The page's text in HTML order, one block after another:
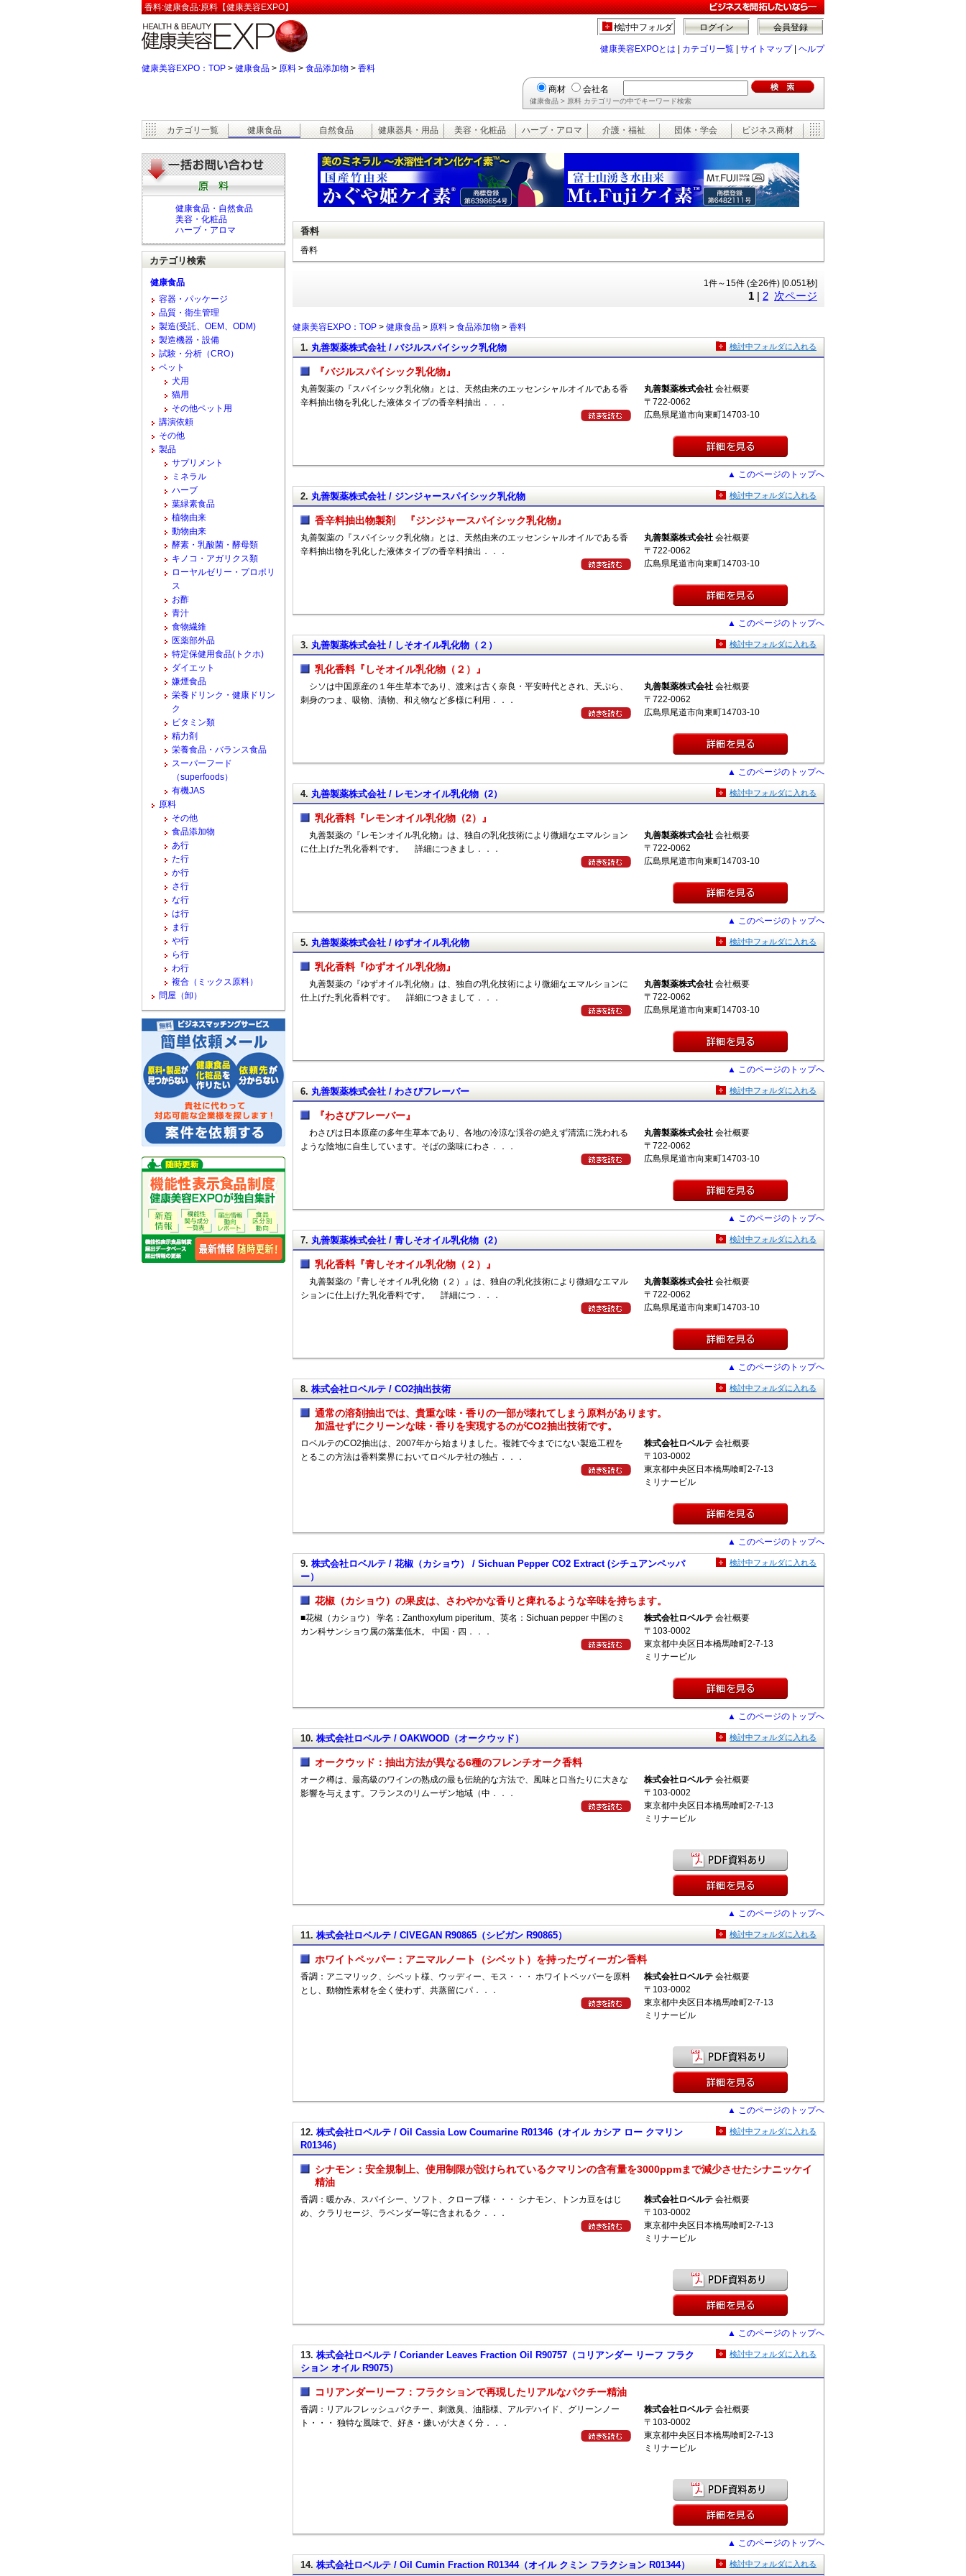
香料:健康食品:原料【健康美容EXPO】
会員登録
ログイン
検討中フォルダ
健康美容EXPOとは カテゴリ一覧 サイトマップ| ヘルプ
健康美容EXPO：TOP > 健康食品 > 原料 > 食品添加物 > 香料
商材 会社名
健康食品 > 原料 カテゴリーの中でキーワード検索
カテゴリ一覧 健康食品 自然食品 健康器具・用品 美容・化粧品 ハーブ・アロマ 介護・福祉 団体・学会 ビジネス商材
香料
香料
1件～15件 (全26件) [0.051秒]
1 | 2 次ページ
健康美容EXPO：TOP > 健康食品 > 原料 > 食品添加物 > 香料
1. 丸善製薬株式会社 / バジルスパイシック乳化物
『バジルスパイシック乳化物』
丸善製薬の『スパイシック乳化物』とは、天然由来のエッセンシャルオイルである香
辛料抽出物を乳化した液体タイプの香辛料抽出．．．
丸善製薬株式会社 会社概要
〒722-0062
広島県尾道市向東町14703-10
検討中フォルダに入れる
▲ このページのトップへ
2. 丸善製薬株式会社 / ジンジャースパイシック乳化物
香辛料抽出物製剤 『ジンジャースパイシック乳化物』
丸善製薬の『スパイシック乳化物』とは、天然由来のエッセンシャルオイルである香
辛料抽出物を乳化した液体タイプの香辛料抽出．．．
丸善製薬株式会社 会社概要
〒722-0062
広島県尾道市向東町14703-10
検討中フォルダに入れる
▲ このページのトップへ
3. 丸善製薬株式会社 / しそオイル乳化物（２）
乳化香料『しそオイル乳化物（２）』
シソは中国原産の１年生草本であり、渡来は古く奈良・平安時代とされ、天ぷら、
刺身のつま、吸物、漬物、和え物など多様に利用．．．
丸善製薬株式会社 会社概要
〒722-0062
広島県尾道市向東町14703-10
検討中フォルダに入れる
▲ このページのトップへ
4. 丸善製薬株式会社 / レモンオイル乳化物（2）
乳化香料『レモンオイル乳化物（2）』
丸善製薬の『レモンオイル乳化物』は、独自の乳化技術により微細なエマルション
に仕上げた乳化香料です。 詳細につきまし．．．
丸善製薬株式会社 会社概要
〒722-0062
広島県尾道市向東町14703-10
検討中フォルダに入れる
▲ このページのトップへ
5. 丸善製薬株式会社 / ゆずオイル乳化物
乳化香料『ゆずオイル乳化物』
丸善製薬の『ゆずオイル乳化物』は、独自の乳化技術により微細なエマルションに
仕上げた乳化香料です。 詳細につきまして．．．
丸善製薬株式会社 会社概要
〒722-0062
広島県尾道市向東町14703-10
検討中フォルダに入れる
▲ このページのトップへ
6. 丸善製薬株式会社 / わさびフレーバー
『わさびフレーバー』
わさびは日本原産の多年生草本であり、各地の冷涼な渓谷の絶えず清流に洗われる
ような陰地に自生しています。そばの薬味にわさ．．．
丸善製薬株式会社 会社概要
〒722-0062
広島県尾道市向東町14703-10
検討中フォルダに入れる
▲ このページのトップへ
7. 丸善製薬株式会社 / 青しそオイル乳化物（2）
乳化香料『青しそオイル乳化物（２）』
丸善製薬の『青しそオイル乳化物（２）』は、独自の乳化技術により微細なエマル
ションに仕上げた乳化香料です。 詳細につ．．．
丸善製薬株式会社 会社概要
〒722-0062
広島県尾道市向東町14703-10
検討中フォルダに入れる
▲ このページのトップへ
8. 株式会社ロベルテ / CO2抽出技術
通常の溶剤抽出では、貴重な味・香りの一部が壊れてしまう原料があります。
加温せずにクリーンな味・香りを実現するのがCO2抽出技術です。
ロベルテのCO2抽出は、2007年から始まりました。複雑で今までにない製造工程を
とるこの方法は香料業界においてロベルテ社の独占．．．
株式会社ロベルテ 会社概要
〒103-0002
東京都中央区日本橋馬喰町2-7-13
ミリナービル
検討中フォルダに入れる
▲ このページのトップへ
9. 株式会社ロベルテ / 花椒（カショウ） / Sichuan Pepper CO2 Extract (シチュアンペッパ
ー）
花椒（カショウ）の果皮は、さわやかな香りと痺れるような辛味を持ちます。
■花椒（カショウ） 学名：Zanthoxylum piperitum、英名：Sichuan pepper 中国のミ
カン科サンショウ属の落葉低木。 中国・四．．．
株式会社ロベルテ 会社概要
〒103-0002
東京都中央区日本橋馬喰町2-7-13
ミリナービル
検討中フォルダに入れる
▲ このページのトップへ
10. 株式会社ロベルテ / OAKWOOD（オークウッド）
オークウッド：抽出方法が異なる6種のフレンチオーク香料
オーク樽は、最高級のワインの熟成の最も伝統的な方法で、風味と口当たりに大きな
影響を与えます。フランスのリムーザン地域（中．．．
株式会社ロベルテ 会社概要
〒103-0002
東京都中央区日本橋馬喰町2-7-13
ミリナービル
検討中フォルダに入れる
▲ このページのトップへ
11. 株式会社ロベルテ / CIVEGAN R90865（シビガン R90865）
ホワイトペッパー：アニマルノート（シベット）を持ったヴィーガン香料
香調：アニマリック、シベット様、ウッディー、モス・・・ ホワイトペッパーを原料
とし、動物性素材を全く使わず、共蒸留にパ．．．
株式会社ロベルテ 会社概要
〒103-0002
東京都中央区日本橋馬喰町2-7-13
ミリナービル
検討中フォルダに入れる
▲ このページのトップへ
12. 株式会社ロベルテ / Oil Cassia Low Coumarine R01346（オイル カシア ロー クマリン
R01346）
シナモン：安全規制上、使用制限が設けられているクマリンの含有量を3000ppmまで減少させたシナニッケイ
精油
香調：暖かみ、スパイシー、ソフト、クローブ様・・・ シナモン、トンカ豆をはじ
め、クラリセージ、ラベンダー等に含まれるク．．．
株式会社ロベルテ 会社概要
〒103-0002
東京都中央区日本橋馬喰町2-7-13
ミリナービル
検討中フォルダに入れる
▲ このページのトップへ
13. 株式会社ロベルテ / Coriander Leaves Fraction Oil R90757（コリアンダー リーフ フラク
ション オイル R9075）
コリアンダーリーフ：フラクションで再現したリアルなパクチー精油
香調：リアルフレッシュパクチー、刺激臭、油脂様、アルデハイド、グリーンノー
ト・・・ 独特な風味で、好き・嫌いが大きく分．．．
株式会社ロベルテ 会社概要
〒103-0002
東京都中央区日本橋馬喰町2-7-13
ミリナービル
検討中フォルダに入れる
▲ このページのトップへ
14. 株式会社ロベルテ / Oil Cumin Fraction R01344（オイル クミン フラクション R01344） 検討中フォルダに入れる
健康食品・自然食品
美容・化粧品
ハーブ・アロマ
カテゴリ検索
健康食品
容器・パッケージ
品質・衛生管理
製造(受託、OEM、ODM)
製造機器・設備
試験・分析（CRO）
ペット
犬用
猫用
その他ペット用
講演依頼
その他
製品
サプリメント
ミネラル
ハーブ
葉緑素食品
植物由来
動物由来
酵素・乳酸菌・酵母類
キノコ・アガリクス類
ローヤルゼリー・プロポリ
ス
お酢
青汁
食物繊維
医薬部外品
特定保健用食品(トクホ)
ダイエット
嫌煙食品
栄養ドリンク・健康ドリン
ク
ビタミン類
精力剤
栄養食品・バランス食品
スーパーフード
（superfoods）
有機JAS
原料
その他
食品添加物
あ行
た行
か行
さ行
な行
は行
ま行
や行
ら行
わ行
複合（ミックス原料）
問屋（卸）